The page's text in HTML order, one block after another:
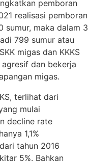
pemboran
realisasi pemboran
sumur, maka dalam 3
799 sumur atau
migas dan KKKS
dan bekerja
migas.
terlihat dari
mulai
decline rate
1,1%
tahun 2016
5%. Bahkan